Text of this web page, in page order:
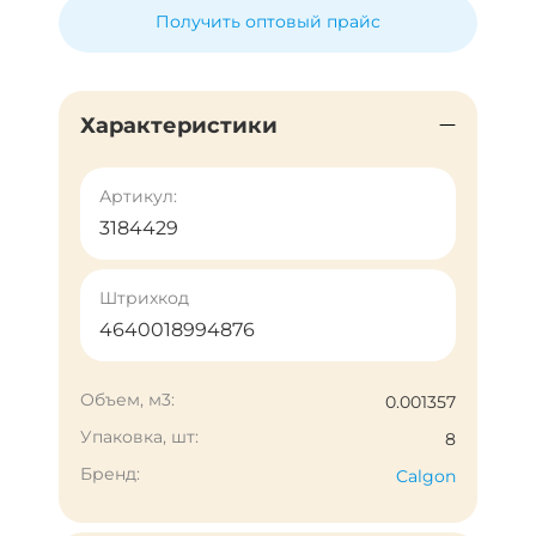
Получить оптовый прайс
Характеристики
Артикул:
3184429
Штрихкод
4640018994876
Объем, м3:
0.001357
Упаковка, шт:
8
Бренд:
Calgon